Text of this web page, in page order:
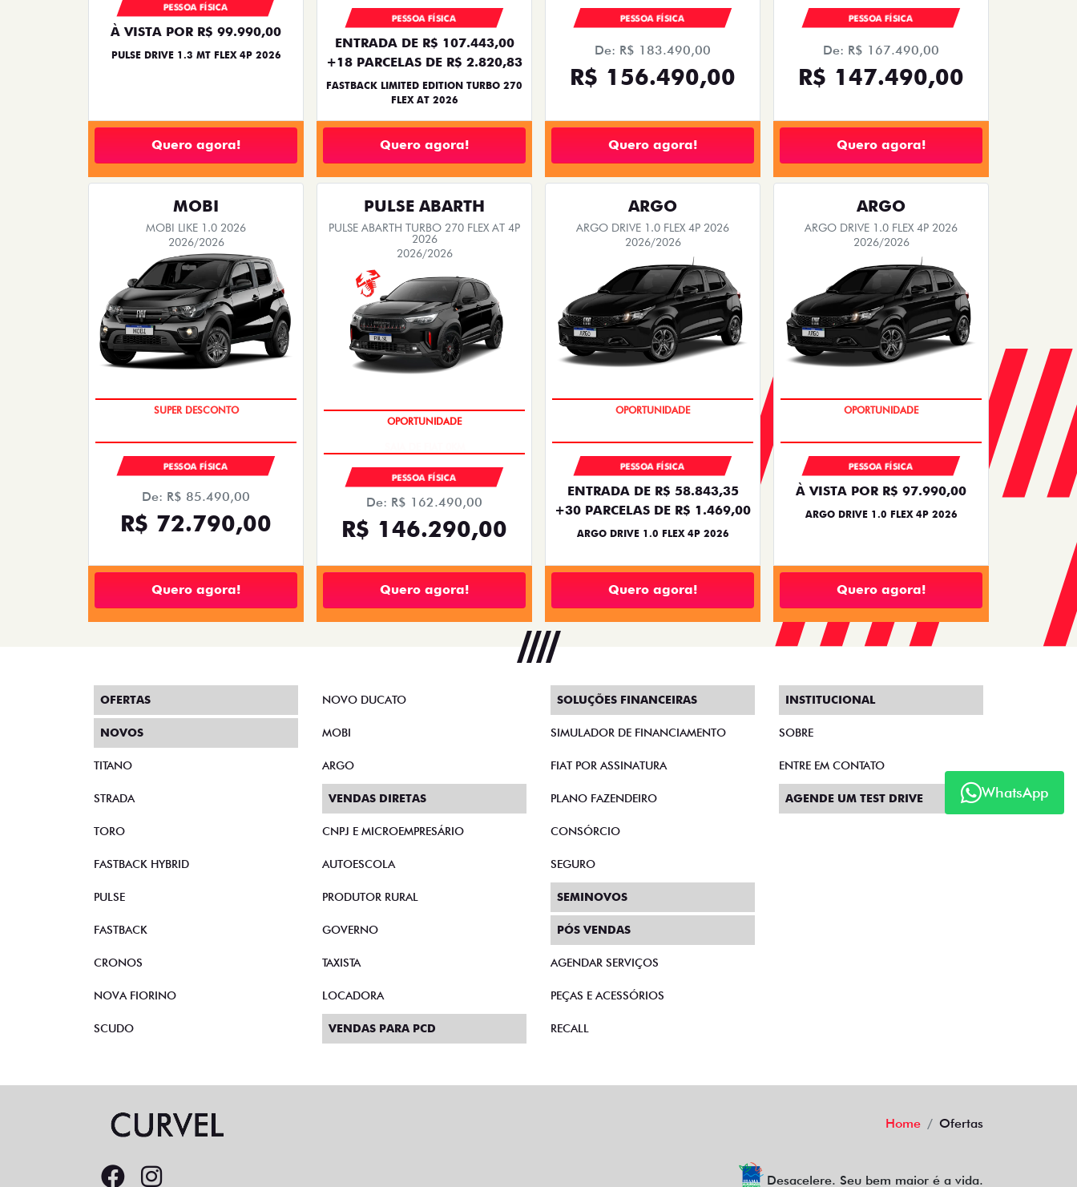
PESSOA FÍSICA
À VISTA POR R$ 99.990,00
PULSE DRIVE 1.3 MT FLEX 4P 2026
Quero agora!
PESSOA FÍSICA
ENTRADA DE R$ 107.443,00
+18 PARCELAS DE R$ 2.820,83
FASTBACK LIMITED EDITION TURBO 270
FLEX AT 2026
Quero agora!
PESSOA FÍSICA
De: R$ 183.490,00
R$ 156.490,00
Quero agora!
PESSOA FÍSICA
De: R$ 167.490,00
R$ 147.490,00
Quero agora!
MOBI
MOBI LIKE 1.0 2026
2026/2026
TAXA ZERO
PESSOA FÍSICA
De: R$ 85.490,00
R$ 72.790,00
Quero agora!
PULSE ABARTH
PULSE ABARTH TURBO 270 FLEX AT 4P
2026
2026/2026
SAIA DE FIAT 0KM
PESSOA FÍSICA
De: R$ 162.490,00
R$ 146.290,00
Quero agora!
ARGO
ARGO DRIVE 1.0 FLEX 4P 2026
2026/2026
BÔNUS DE 6 MIL REAIS
PESSOA FÍSICA
ENTRADA DE R$ 58.843,35
+30 PARCELAS DE R$ 1.469,00
ARGO DRIVE 1.0 FLEX 4P 2026
Quero agora!
ARGO
ARGO DRIVE 1.0 FLEX 4P 2026
2026/2026
BÔNUS DE 6 MIL REAIS
PESSOA FÍSICA
À VISTA POR R$ 97.990,00
ARGO DRIVE 1.0 FLEX 4P 2026
Quero agora!
WhatsApp
OFERTAS
NOVOS
TITANO
STRADA
TORO
FASTBACK HYBRID
PULSE
FASTBACK
CRONOS
NOVA FIORINO
SCUDO
NOVO DUCATO
MOBI
ARGO
VENDAS DIRETAS
CNPJ E MICROEMPRESÁRIO
AUTOESCOLA
PRODUTOR RURAL
GOVERNO
TAXISTA
LOCADORA
VENDAS PARA PCD
SOLUÇÕES FINANCEIRAS
SIMULADOR DE FINANCIAMENTO
FIAT POR ASSINATURA
PLANO FAZENDEIRO
CONSÓRCIO
SEGURO
SEMINOVOS
PÓS VENDAS
AGENDAR SERVIÇOS
PEÇAS E ACESSÓRIOS
RECALL
INSTITUCIONAL
SOBRE
ENTRE EM CONTATO
AGENDE UM TEST DRIVE
Home Ofertas
Desacelere. Seu bem maior é a vida.